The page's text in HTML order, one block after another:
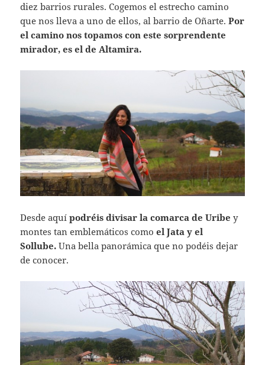
diez barrios rurales. Cogemos el estrecho camino
que nos lleva a uno de ellos, al barrio de Oñarte.Por
el camino nos topamos con este sorprendente
mirador, es el de Altamira.
Desde aquípodréis divisar la comarca de Uribe y
montes tan emblemáticos como el Jata y el
Sollube. Una bella panorámica que no podéis dejar
de conocer.